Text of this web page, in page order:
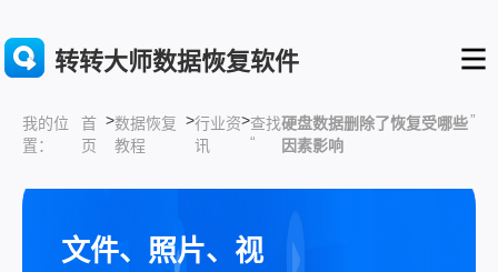
转转大师数据恢复软件
我的位
置：
首
页
>数据恢复
教程
>行业资
讯
>查找
“
硬盘数据删除了恢复受哪些
因素影响
”
文件、照片、视